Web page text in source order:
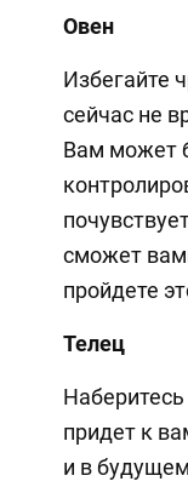
Овен
Избегайте
сейчас не
Вам может
сможет
пройдете
Телец
придет к
и в